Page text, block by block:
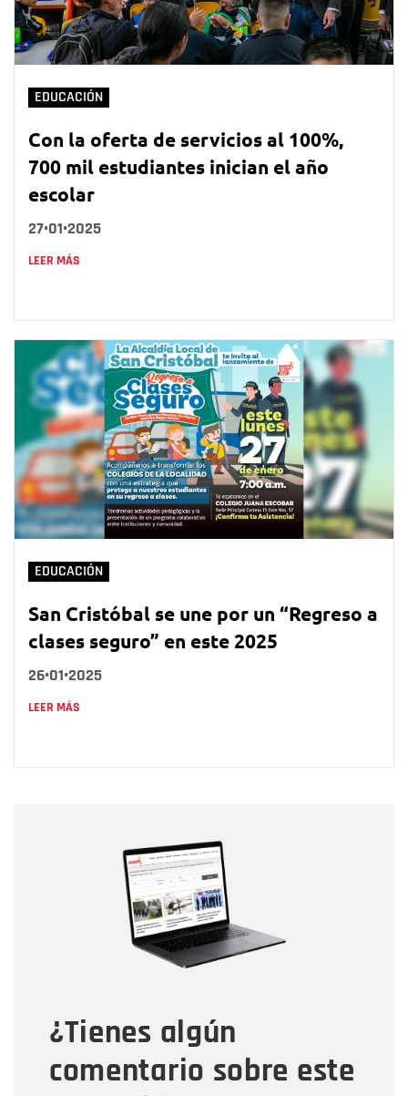
EDUCACIÓN
Con la oferta de servicios al 100%,
700 mil estudiantes inician el año
escolar
27•01•2025
LEER MÁS
EDUCACIÓN
San Cristóbal se une por un “Regreso a
clases seguro” en este 2025
26•01•2025
LEER MÁS
¿Tienes algún
comentario sobre este
Correo electrónico
Tipo de comentario
Mensaje